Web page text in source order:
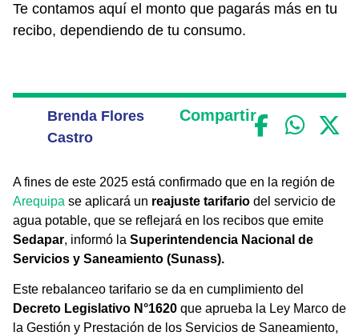
Te contamos aquí el monto que pagarás más en tu
recibo, dependiendo de tu consumo.
Brenda Flores
Castro
Compartir
A fines de este 2025 está confirmado que en la región de
Arequipa se aplicará un reajuste tarifario del servicio de
agua potable, que se reflejará en los recibos que emite
Sedapar, informó la Superintendencia Nacional de
Servicios y Saneamiento (Sunass).
Este rebalanceo tarifario se da en cumplimiento del
Decreto Legislativo N°1620 que aprueba la Ley Marco de
la Gestión y Prestación de los Servicios de Saneamiento,